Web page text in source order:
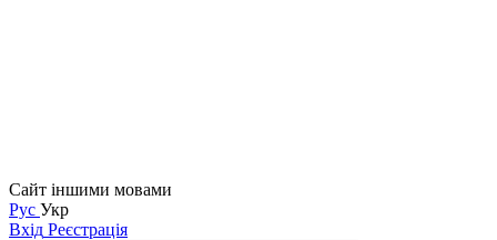
Сайт іншими мовами
Рус Укр
Вхід Реєстрація